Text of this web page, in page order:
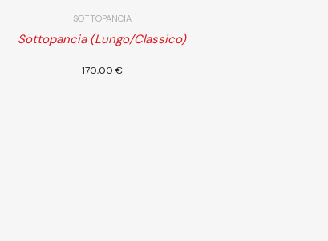
SOTTOPANCIA
Sottopancia (Lungo/Classico)
170,00 €